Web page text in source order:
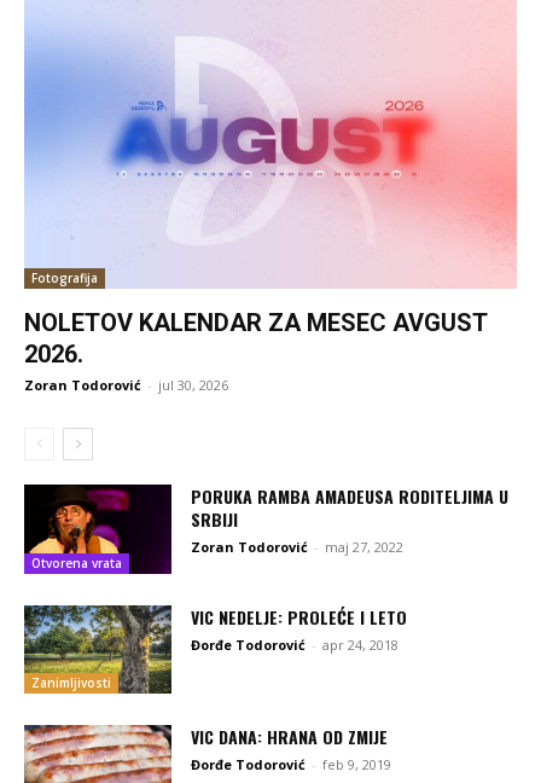
Fotografija
NOLETOV KALENDAR ZA MESEC AVGUST
2026.
Zoran Todorović - jul 30, 2026
Otvorena vrata
PORUKA RAMBA AMADEUSA RODITELJIMA U
SRBIJI
Zoran Todorović - maj 27, 2022
Zanimljivosti
VIC NEDELJE: PROLEĆE I LETO
Đorđe Todorović - apr 24, 2018
VIC DANA: HRANA OD ZMIJE
Đorđe Todorović - feb 9, 2019